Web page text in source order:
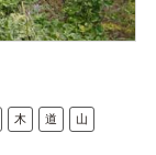
木 道 山